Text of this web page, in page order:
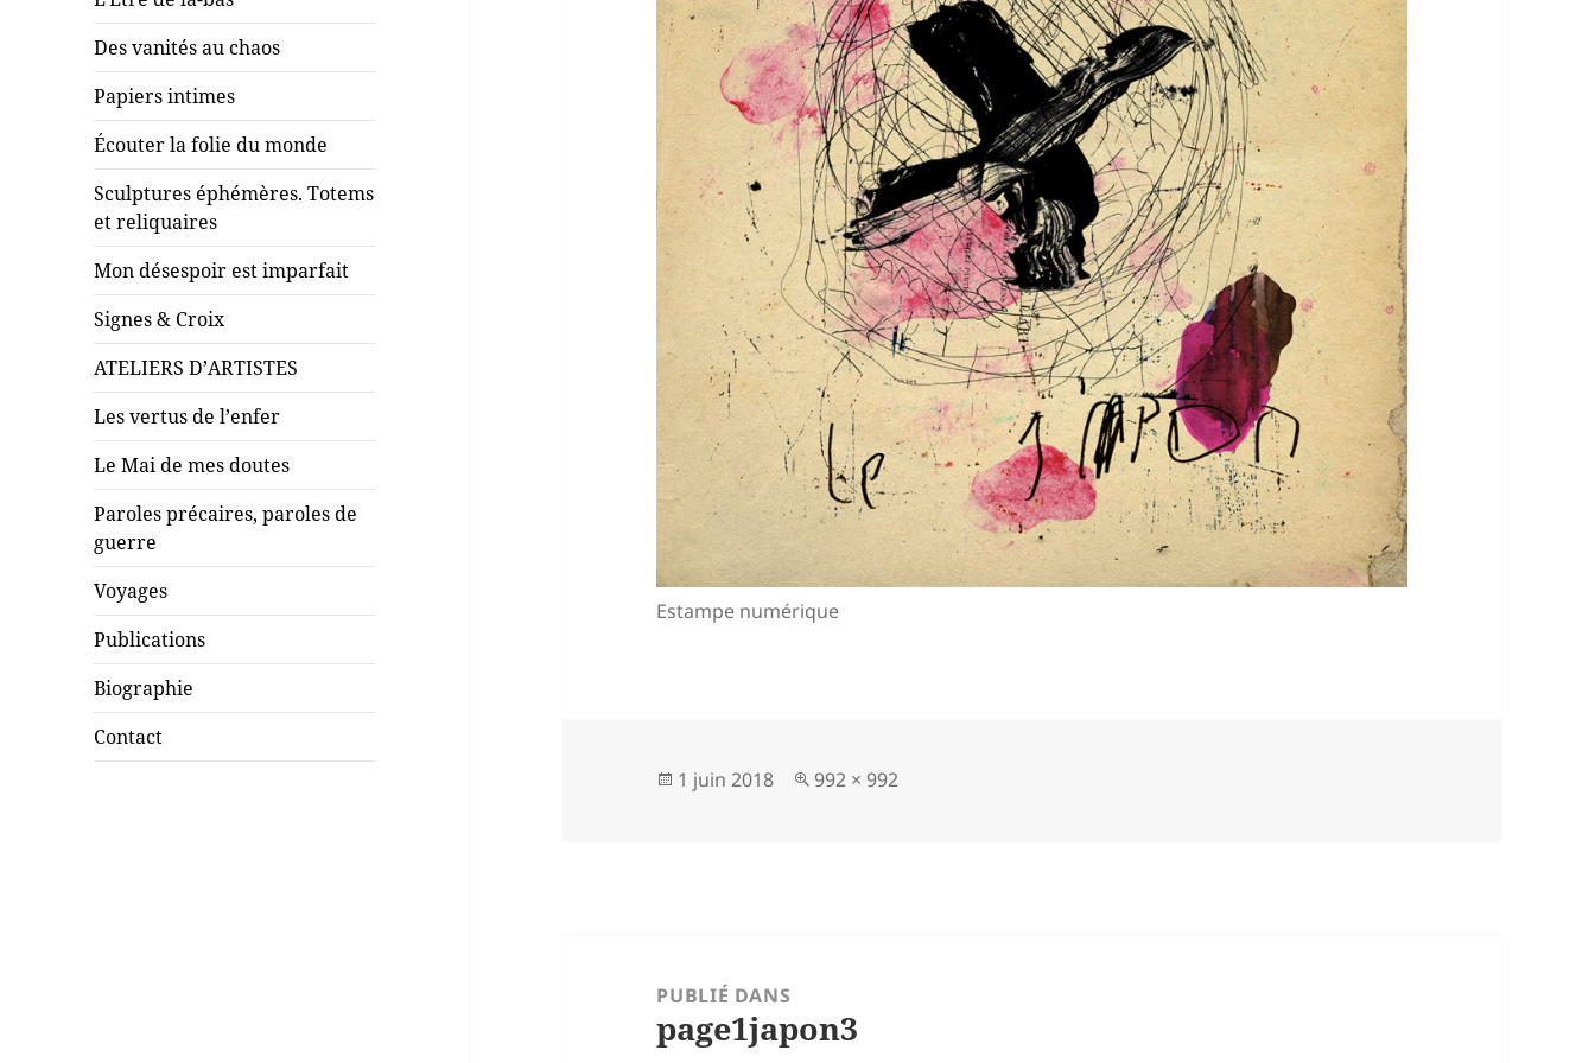
Des vanités au chaos
Papiers intimes
Écouter la folie du monde
Sculptures éphémères. Totems
et reliquaires
Mon désespoir est imparfait
Signes & Croix
ATELIERS D’ARTISTES
Les vertus de l’enfer
Le Mai de mes doutes
Paroles précaires, paroles de
guerre
Voyages
Publications
Biographie
Contact
Estampe numérique
Publié
1 juin 2018
Taille
992 × 992
PUBLIÉ DANS
page1japon3